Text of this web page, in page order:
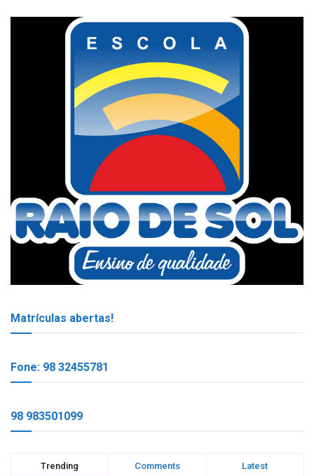
Matrículas abertas!
Fone: 98 32455781
98 983501099
Trending Comments Latest